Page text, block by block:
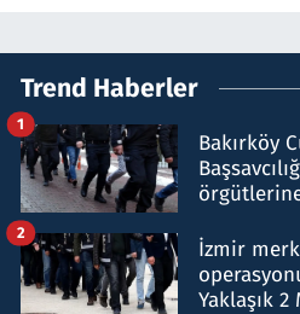
Trend Haberler
Bakırköy
1
İzmir
Yaklaşık
2